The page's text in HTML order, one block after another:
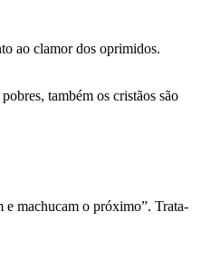
ao clamor dos oprimidos.
também os cristãos são
e machucam o próximo”. Trata-